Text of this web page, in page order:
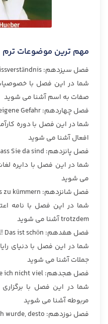
مهم ترین موضوعات ترم B1.2
فصل سیزدهم: Aus diesem Grund gab es ein Missverständnis
شما در این فصل با خصوصیات
صفات به اسم آشنا می شوید
فصل چهاردهم: Die Teilnahme ist auf eigene Gefahr
شما در این فصل با دوره
افعال آشنا می شوید
فصل پانزدهم: Schön, dass Sie da sind
شما در این فصل با دایره
می شوید
فصل شانزدهم: Wir brauchen uns um nichts zu kümmern
trotzdem آشنا می شوید
فصل هفدهم: Guck mal! Das ist schön
شما در این فصل با دنیای
جملات آشنا می شوید
فصل هجدهم: Davon halte ich nicht viel
شما در این فصل با برگزاری
مربوطه آشنا می شوید
فصل نوزدهم: Je älter ich wurde, desto